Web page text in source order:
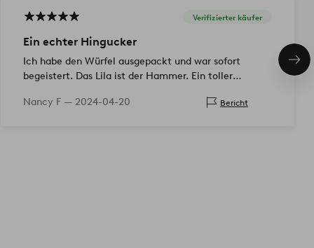
Verifizierter käufer
Ein echter Hingucker
Ich habe den Würfel ausgepackt und war sofort
begeistert. Das Lila ist der Hammer. Ein toller
schnell und einwandfrei verpackt.…
Nancy F — 2024-04-20 Bericht